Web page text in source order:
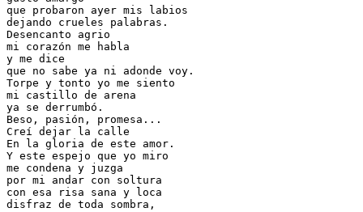
que probaron ayer mis labios
dejando crueles palabras.
Desencanto agrio
mi corazón me habla
y me dice
que no sabe ya ni adonde voy.
Torpe y tonto yo me siento
mi castillo de arena
ya se derrumbó.
Beso, pasión, promesa...
Creí dejar la calle
En la gloria de este amor.
Y este espejo que yo miro
me condena y juzga
por mi andar con soltura
con esa risa sana y loca
disfraz de toda sombra,